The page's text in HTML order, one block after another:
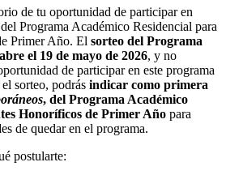
de tu oportunidad de participar en
Programa Académico Residencial para
Primer Año. El sorteo del Programa
el 19 de mayo de 2026, y no
de participar en este programa
sorteo, podrás indicar como primera
, del Programa Académico
Honoríficos de Primer Año para
de quedar en el programa.
postularte: